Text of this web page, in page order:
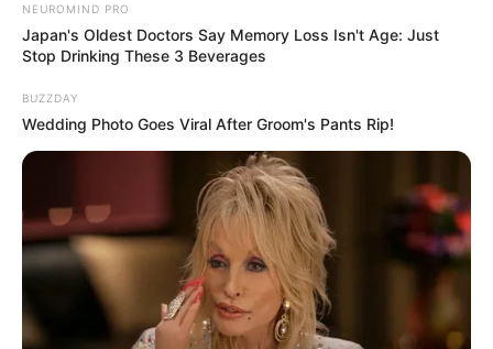
NEUROMIND PRO
Japan's Oldest Doctors Say Memory Loss Isn't Age: Just
Stop Drinking These 3 Beverages
BUZZDAY
Wedding Photo Goes Viral After Groom's Pants Rip!